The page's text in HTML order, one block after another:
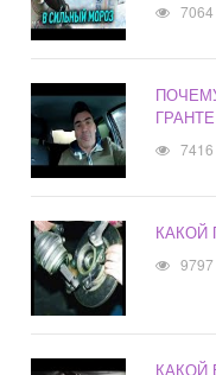
7064
ГРАНТЕ
7416
КАКОЙ
9797
КАКОЙ